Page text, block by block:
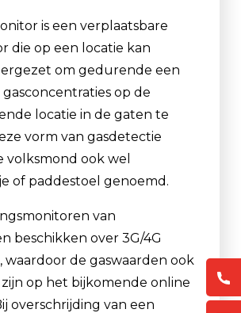
is een verplaatsbare
die op een locatie kan
om gedurende een
op de
locatie in de gaten te
vorm van gasdetectie
volksmond ook wel
of paddestoel genoemd.
van
beschikken over 3G/4G
waardoor de gaswaarden ook
op het bijkomende online
overschrijding van een